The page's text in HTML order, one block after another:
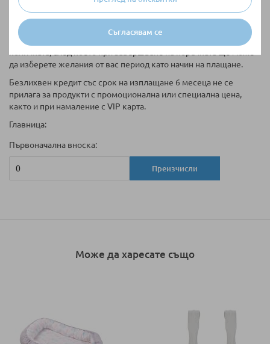
Съгласявам се
Купи на вноски
Таблицата за кредитиране е информативна. Ако желаете да
закупите артикула на изплащане, моля да го добавите в
да изберете желания от вас период като начин на плащане.
Безлихвен кредит със срок на изплащане 6 месеца не се
прилага за продукти с промоционална или специална цена,
както и при намаление с VIP карта.
Главница:
Първоначална вноска:
Преизчисли
Може да харесате също